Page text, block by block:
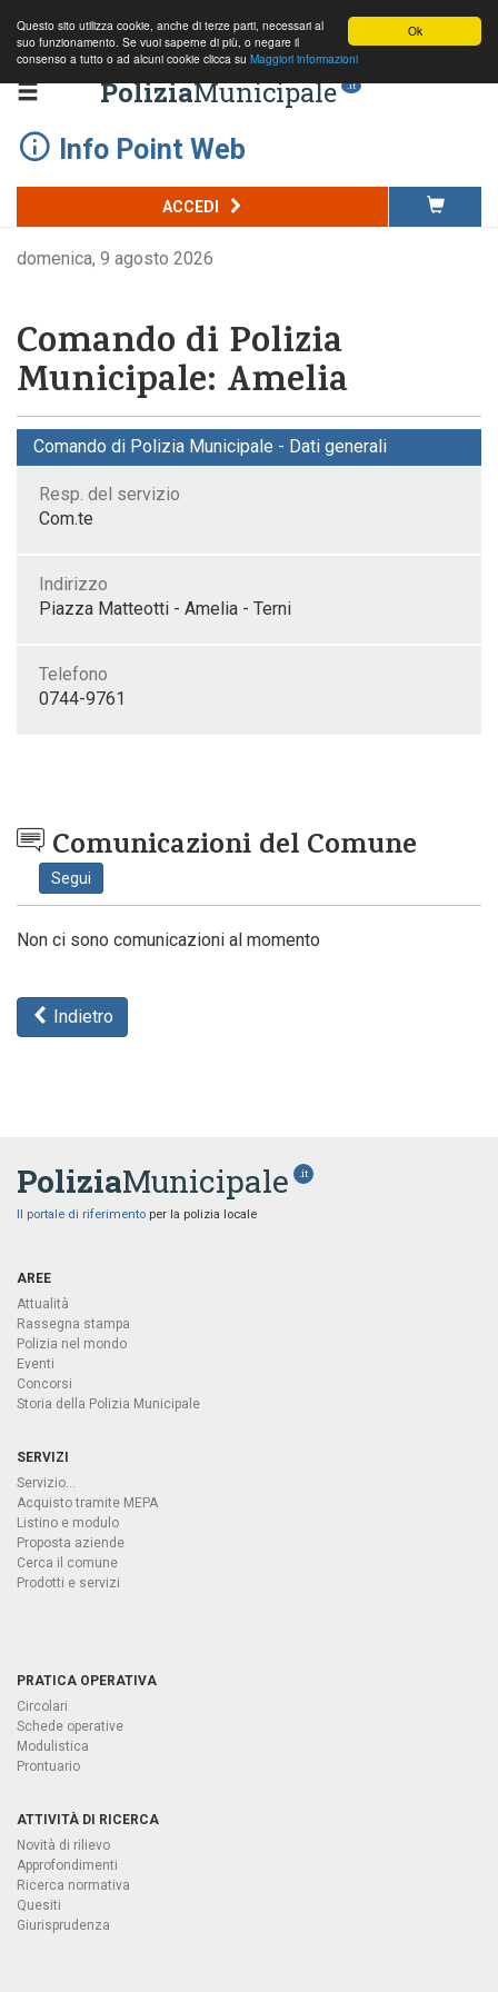
Ok
Questo sito utilizza cookie, anche di terze parti, necessari al
suo funzionamento. Se vuoi saperne di più, o negare il
consenso a tutto o ad alcuni cookie clicca su Maggiori informazioni
PoliziaMunicipale .it
Info Point Web
ACCEDI
domenica, 9 agosto 2026
Comando di Polizia
Municipale: Amelia
Comando di Polizia Municipale - Dati generali
Resp. del servizio
Com.te
Indirizzo
Piazza Matteotti - Amelia - Terni
Telefono
0744-9761
Comunicazioni del Comune
Segui
Non ci sono comunicazioni al momento
Indietro
PoliziaMunicipale .it
Il portale di riferimento per la polizia locale
AREE
Attualità
Rassegna stampa
Polizia nel mondo
Eventi
Concorsi
Storia della Polizia Municipale
SERVIZI
Servizio...
Acquisto tramite MEPA
Listino e modulo
Proposta aziende
Cerca il comune
Prodotti e servizi
PRATICA OPERATIVA
Circolari
Schede operative
Modulistica
Prontuario
ATTIVITÀ DI RICERCA
Novità di rilievo
Approfondimenti
Ricerca normativa
Quesiti
Giurisprudenza